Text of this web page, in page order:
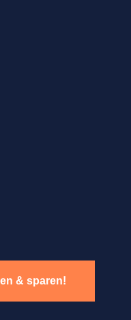
& sparen!